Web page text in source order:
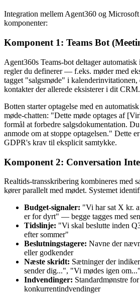
Integration mellem Agent360 og Microsoft
komponenter:
Komponent 1: Teams Bot
Agent360s Teams-bot deltager automatisk
regler du definerer — f.eks. møder med
tagget "salgsmøde" i kalenderinvitationen,
kontakter der allerede eksisterer i dit CRM.
Botten starter optagelse med en
møde-chatten: "Dette møde optages af
formål at forbedre salgsdokumentation.
anmode om at stoppe optagelsen." Dette
GDPR's krav til eksplicit samtykke.
Komponent 2: Conversation
Realtids-transskribering kombineres med
kører parallelt med mødet. Systemet
Budget-signaler: "Vi har sat X kr.
er for dyrt" — begge tagges med
Tidslinje: "Vi skal beslutte inden
efter sommer"
Beslutningstagere: Navne der
eller godkender
Næste skridt: Sætninger der
sender dig...", "Vi mødes igen om..."
Indvendinger: Standardmønstre
konkurrentindvendinger